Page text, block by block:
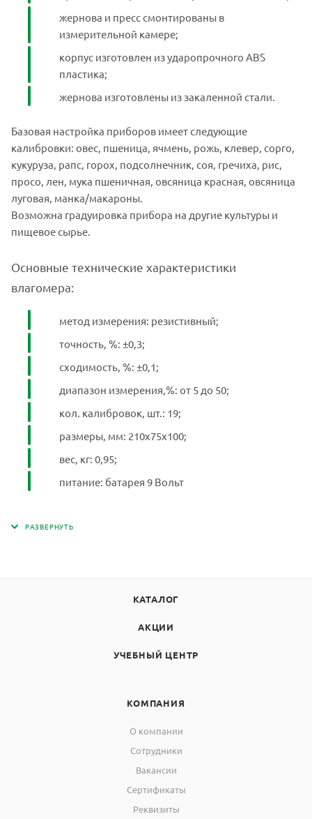
жернова и пресс смонтированы в
измерительной камере;
корпус изготовлен из ударопрочного ABS
пластика;
жернова изготовлены из закаленной стали.
Базовая настройка приборов имеет следующие
калибровки: овес, пшеница, ячмень, рожь, клевер, сорго,
кукуруза, рапс, горох, подсолнечник, соя, гречиха, рис,
просо, лен, мука пшеничная, овсяница красная, овсяница
луговая, манка/макароны.
Возможна градуировка прибора на другие культуры и
пищевое сырье.
Основные технические характеристики
влагомера:
метод измерения: резистивный;
точность, %: ±0,3;
сходимость, %: ±0,1;
диапазон измерения,%: от 5 до 50;
кол. калибровок, шт.: 19;
размеры, мм: 210х75х100;
вес, кг: 0,95;
питание: батарея 9 Вольт
КАТАЛОГ
АКЦИИ
УЧЕБНЫЙ ЦЕНТР
КОМПАНИЯ
О компании
Сотрудники
Вакансии
Сертификаты
Реквизиты